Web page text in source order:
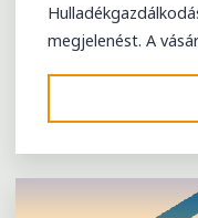
megjelenést. A